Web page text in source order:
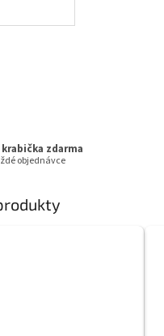
zdarma
objednávce